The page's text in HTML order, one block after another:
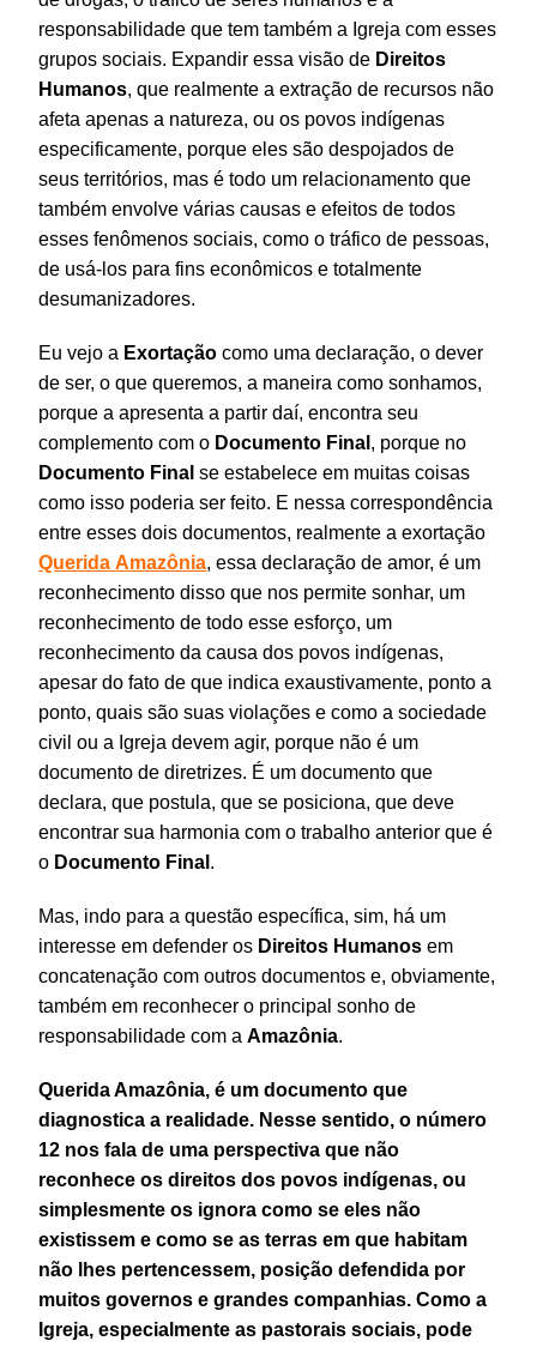
responsabilidade que tem também a Igreja com esses
grupos sociais. Expandir essa visão de Direitos
Humanos, que realmente a extração de recursos não
afeta apenas a natureza, ou os povos indígenas
especificamente, porque eles são despojados de
seus territórios, mas é todo um relacionamento que
também envolve várias causas e efeitos de todos
esses fenômenos sociais, como o tráfico de pessoas,
de usá-los para fins econômicos e totalmente
desumanizadores.
Eu vejo a Exortação como uma declaração, o dever
de ser, o que queremos, a maneira como sonhamos,
porque a apresenta a partir daí, encontra seu
complemento com o Documento Final , porque no
Documento Final se estabelece em muitas coisas
como isso poderia ser feito. E nessa correspondência
entre esses dois documentos, realmente a exortação
Querida Amazônia, essa declaração de amor, é um
reconhecimento disso que nos permite sonhar, um
reconhecimento de todo esse esforço, um
reconhecimento da causa dos povos indígenas,
apesar do fato de que indica exaustivamente, ponto a
ponto, quais são suas violações e como a sociedade
civil ou a Igreja devem agir, porque não é um
documento de diretrizes. É um documento que
declara, que postula, que se posiciona, que deve
encontrar sua harmonia com o trabalho anterior que é
o Documento Final .
Mas, indo para a questão específica, sim, há um
interesse em defender os Direitos Humanos em
concatenação com outros documentos e, obviamente,
também em reconhecer o principal sonho de
responsabilidade com aAmazônia.
Querida Amazônia, é um documento que
diagnostica a realidade. Nesse sentido, o número
12 nos fala de uma perspectiva que não
reconhece os direitos dos povos indígenas, ou
simplesmente os ignora como se eles não
existissem e como se as terras em que habitam
não lhes pertencessem, posição defendida por
muitos governos e grandes companhias. Como a
Igreja, especialmente as pastorais sociais, pode